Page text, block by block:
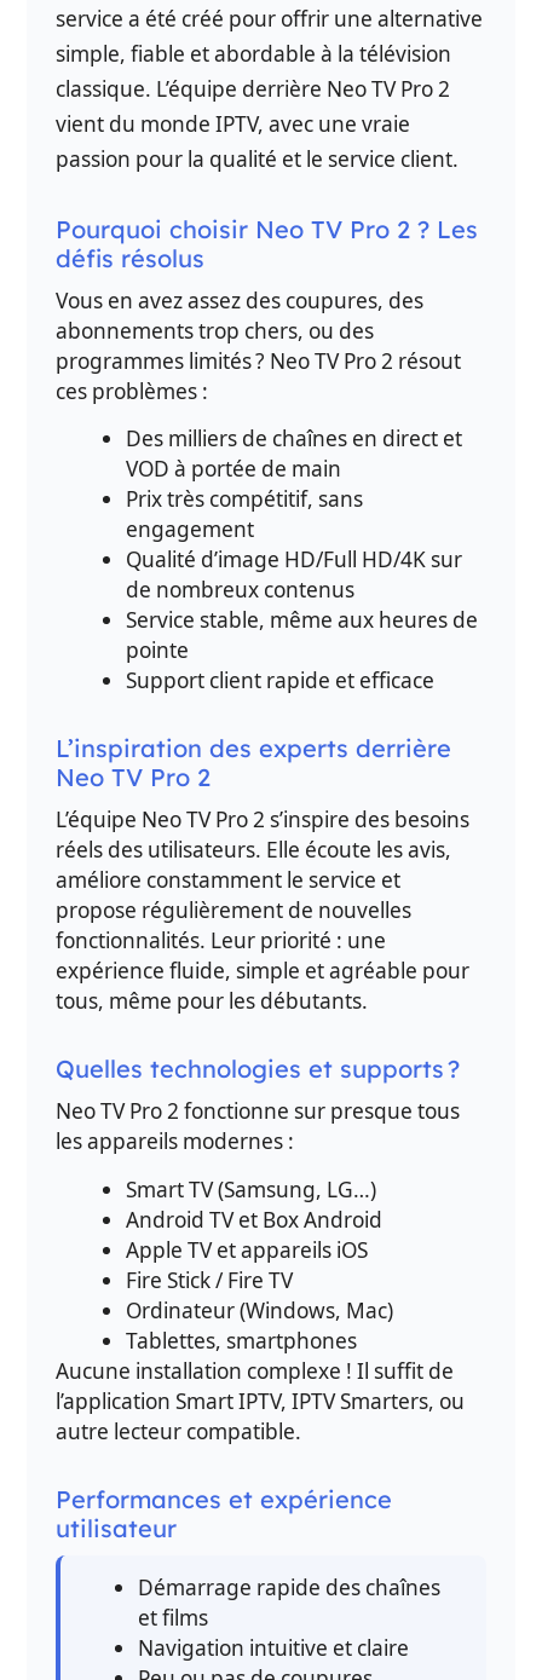
service a été créé pour offrir une alternative
simple, fiable et abordable à la télévision
classique. L’équipe derrière Neo TV Pro 2
vient du monde IPTV, avec une vraie
passion pour la qualité et le service client.
Pourquoi choisir Neo TV Pro 2 ? Les
défis résolus
Vous en avez assez des coupures, des
abonnements trop chers, ou des
programmes limités ? Neo TV Pro 2 résout
ces problèmes :
Des milliers de chaînes en direct et
VOD à portée de main
Prix très compétitif, sans
engagement
Qualité d’image HD/Full HD/4K sur
de nombreux contenus
Service stable, même aux heures de
pointe
Support client rapide et efficace
L’inspiration des experts derrière
Neo TV Pro 2
L’équipe Neo TV Pro 2 s’inspire des besoins
réels des utilisateurs. Elle écoute les avis,
améliore constamment le service et
propose régulièrement de nouvelles
fonctionnalités. Leur priorité : une
expérience fluide, simple et agréable pour
tous, même pour les débutants.
Quelles technologies et supports ?
Neo TV Pro 2 fonctionne sur presque tous
les appareils modernes :
Smart TV (Samsung, LG…)
Android TV et Box Android
Apple TV et appareils iOS
Fire Stick / Fire TV
Ordinateur (Windows, Mac)
Tablettes, smartphones
Aucune installation complexe ! Il suffit de
l’application Smart IPTV, IPTV Smarters, ou
autre lecteur compatible.
Performances et expérience
utilisateur
Démarrage rapide des chaînes
et films
Navigation intuitive et claire